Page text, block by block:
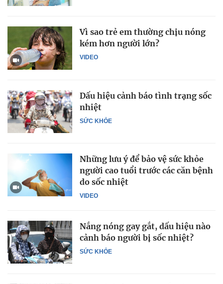
VIDEO
Vì sao trẻ em thường chịu nóng
kém hơn người lớn?
SỨC KHỎE
Dấu hiệu cảnh báo tình trạng sốc
nhiệt
VIDEO
Những lưu ý để bảo vệ sức khỏe
người cao tuổi trước các căn bệnh
do sốc nhiệt
SỨC KHỎE
Nắng nóng gay gắt, dấu hiệu nào
cảnh báo người bị sốc nhiệt?